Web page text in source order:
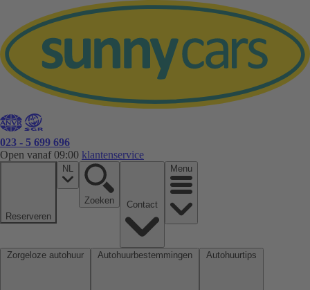
023 - 5 699 696
Open vanaf 09:00 klantenservice
Reserveren
NL
Zoeken
Menu